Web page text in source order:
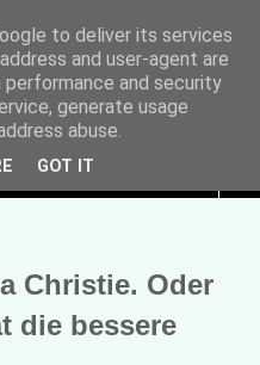
Christie. Oder
die bessere
to deliver its services
and user-agent are
and security
generate usage
abuse.
GOT IT